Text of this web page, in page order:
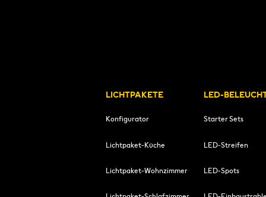
LICHTPAKETE
Konfigurator
Lichtpaket-Küche
Lichtpaket-Wohnzimmer
LED-
Starter Sets
LED-Streifen
LED-Spots